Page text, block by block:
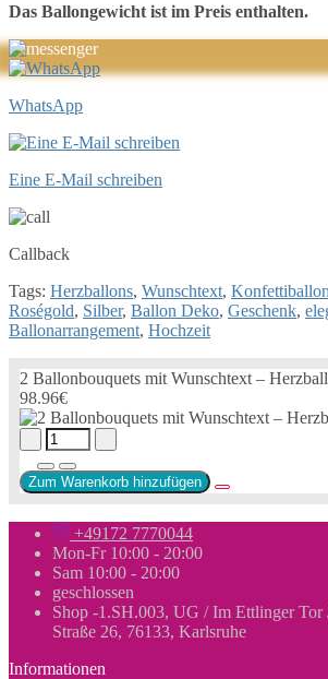
Das Ballongewicht ist im Preis enthalten.
WhatsApp
Eine E-Mail schreiben
Callback
Tags: Herzballons, Wunschtext,
Roségold, Silber, Ballon Deko, Geschenk,
Ballonarrangement, Hochzeit
2 Ballonbouquets mit Wunschtext –
98.96€
Zum Warenkorb hinzufügen
+49172 7770044
Mon-Fr 10:00 - 20:00
Sam 10:00 - 20:00
geschlossen
Shop -1.SH.003, UG / Im Ettlinger
Straße 26, 76133, Karlsruhe
Informationen